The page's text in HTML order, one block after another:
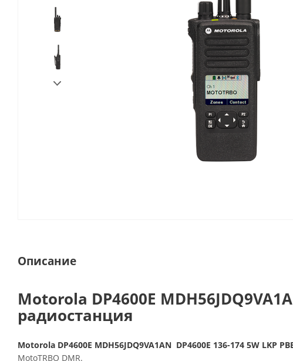
Описание
Motorola DP4600E
радиостанция
Motorola DP4600E MDH56JDQ9VA1AN DP4600E 136-174 5W LKP
MotoTRBO DMR.